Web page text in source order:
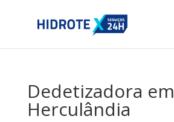
Dedetizadora em
Herculândia